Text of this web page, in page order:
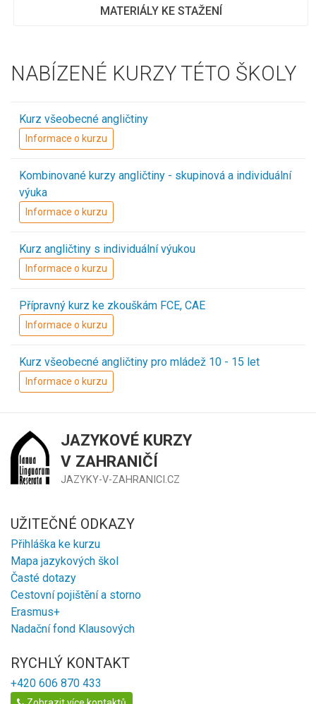
MATERIÁLY KE STAŽENÍ
NABÍZENÉ KURZY TÉTO ŠKOLY
Kurz všeobecné angličtiny
Informace o kurzu
Kombinované kurzy angličtiny - skupinová a individuální
výuka
Informace o kurzu
Kurz angličtiny s individuální výukou
Informace o kurzu
Přípravný kurz ke zkouškám FCE, CAE
Informace o kurzu
Kurz všeobecné angličtiny pro mládež 10 - 15 let
Informace o kurzu
JAZYKOVÉ KURZY
V ZAHRANIČÍ
JAZYKY-V-ZAHRANICI.CZ
UŽITEČNÉ ODKAZY
Přihláška ke kurzu
Mapa jazykových škol
Časté dotazy
Cestovní pojištění a storno
Erasmus+
Nadační fond Klausových
RYCHLÝ KONTAKT
+420 606 870 433